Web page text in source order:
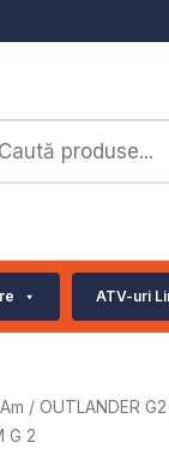
ATV-uri
/ OUTLANDER G2
G 2